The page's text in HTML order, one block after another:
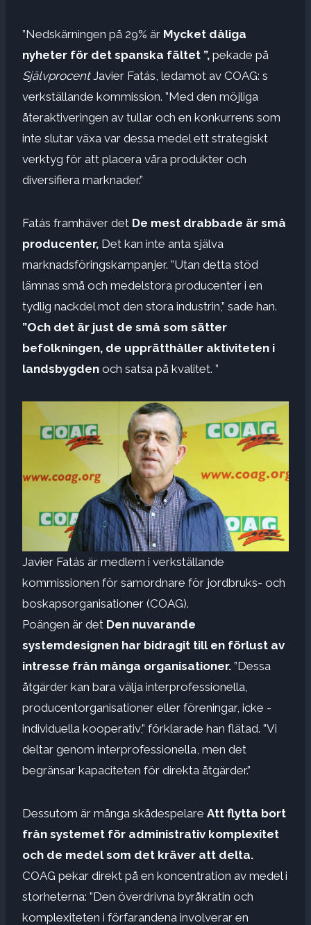
”Nedskärningen på 29% är Mycket dåliga
nyheter för det spanska fältet ”, pekade på
SjälvprocentJavier Fatás, ledamot av COAG: s
verkställande kommission. ”Med den möjliga
återaktiveringen av tullar och en konkurrens som
inte slutar växa var dessa medel ett strategiskt
verktyg för att placera våra produkter och
diversifiera marknader.”
Fatás framhäver det De mest drabbade är små
producenter, Det kan inte anta själva
marknadsföringskampanjer. ”Utan detta stöd
lämnas små och medelstora producenter i en
tydlig nackdel mot den stora industrin,” sade han.
”Och det är just de små som sätter
befolkningen, de upprätthåller aktiviteten i
landsbygden och satsa på kvalitet. ”
Javier Fatás är medlem i verkställande
kommissionen för samordnare för jordbruks- och
boskapsorganisationer (COAG).
Poängen är det Den nuvarande
systemdesignen har bidragit till en förlust av
intresse från många organisationer. ”Dessa
åtgärder kan bara välja interprofessionella,
producentorganisationer eller föreningar, icke -
individuella kooperativ,” förklarade han flätad. ”Vi
deltar genom interprofessionella, men det
begränsar kapaciteten för direkta åtgärder.”
Dessutom är många skådespelare Att flytta bort
från systemet för administrativ komplexitet
och de medel som det kräver att delta.
COAG pekar direkt på en koncentration av medel i
storheterna: ”Den överdrivna byråkratin och
komplexiteten i förfarandena involverar en